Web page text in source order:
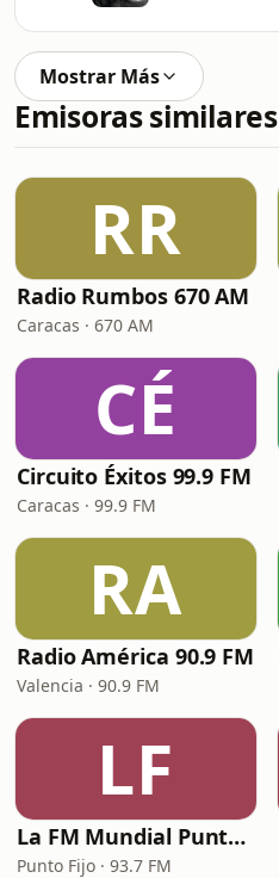
Mostrar Más
Emisoras similares
RR
Radio Rumbos 670 AM
Caracas · 670 AM
CÉ
Circuito Éxitos 99.9 FM
Caracas · 99.9 FM
RA
Radio América 90.9 FM
Valencia · 90.9 FM
LF
La FM Mundial Punto Fijo
Punto Fijo · 93.7 FM